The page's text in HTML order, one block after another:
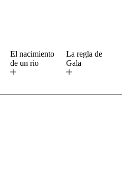
El nacimiento
de un río
La regla de
Gala